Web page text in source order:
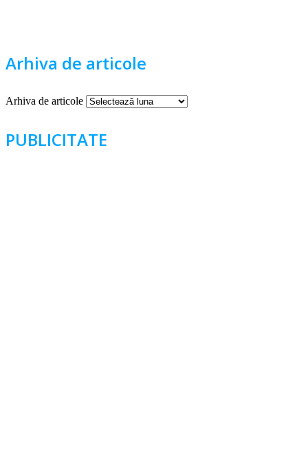
Arhiva de articole
Arhiva de articole
PUBLICITATE